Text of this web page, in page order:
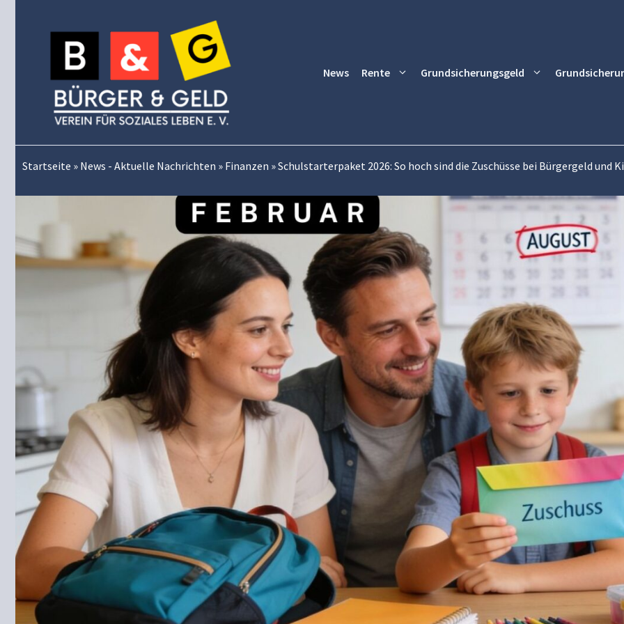
News Rente Grundsicherungsgeld
Startseite » News - Aktuelle Nachrichten » Finanzen »Schulstarterpaket 2026: So hoch sind die Zuschüsse bei Bürgergeld und